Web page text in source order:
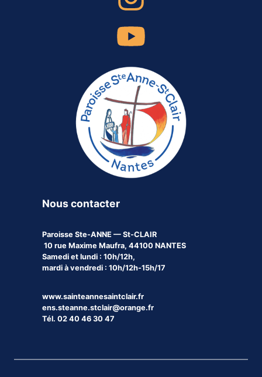
Nous contacter
Paroisse Ste-ANNE — St-CLAIR
10 rue Maxime Maufra, 44100 NANTES
Samedi et lundi : 10h/12h,
mardi à vendredi : 10h/12h-15h/17
www.sainteannesaintclair.fr
ens.steanne.stclair@orange.fr
Tél. 02 40 46 30 47